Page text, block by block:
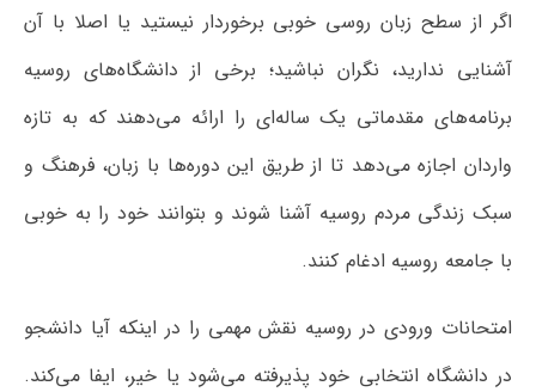
اگر از سطح زبان روسی خوبی برخوردار نیستید یا اصلا با آن
آشنایی ندارید، نگران نباشید؛ برخی از دانشگاه‌های روسیه
برنامه‌های مقدماتی یک ساله‌ای را ارائه می‌دهند که به تازه
واردان اجازه می‌دهد تا از طریق این دوره‌ها با زبان، فرهنگ و
سبک زندگی مردم روسیه آشنا شوند و بتوانند خود را به خوبی
با جامعه روسیه ادغام کنند.
امتحانات ورودی در روسیه نقش مهمی را در اینکه آیا دانشجو
در دانشگاه انتخابی خود پذیرفته می‌شود یا خیر، ایفا می‌کند.